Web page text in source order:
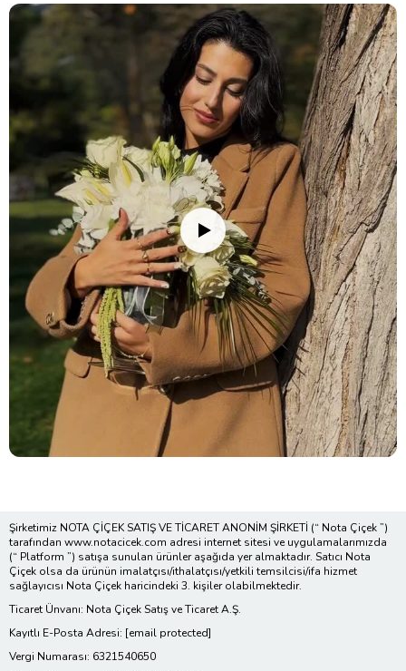
Şirketimiz NOTA ÇİÇEK SATIŞ VE TİCARET ANONİM ŞİRKETİ (“ Nota Çiçek ”)
tarafından www.notacicek.com adresi internet sitesi ve uygulamalarımızda
(“ Platform ”) satışa sunulan ürünler aşağıda yer almaktadır. Satıcı Nota
Çiçek olsa da ürünün imalatçısı/ithalatçısı/yetkili temsilcisi/ifa hizmet
sağlayıcısı Nota Çiçek haricindeki 3. kişiler olabilmektedir.
Ticaret Ünvanı: Nota Çiçek Satış ve Ticaret A.Ş.
Kayıtlı E-Posta Adresi: [email protected]
Vergi Numarası: 6321540650